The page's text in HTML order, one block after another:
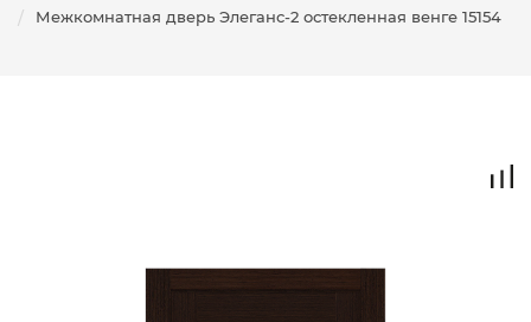
/ Межкомнатная дверь Элеганс-2 остекленная венге 15154